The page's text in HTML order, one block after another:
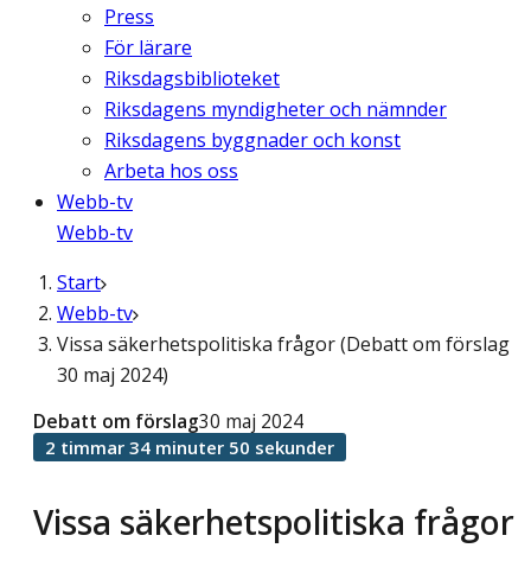
Press
För lärare
Riksdagsbiblioteket
Riksdagens myndigheter och nämnder
Riksdagens byggnader och konst
Arbeta hos oss
Webb-tv
Webb-tv
Start
Webb-tv
Vissa säkerhetspolitiska frågor (Debatt om förslag
30 maj 2024)
Vissa säkerhetspolitiska frågor
Debatt om förslag30 maj 2024
2 timmar 34 minuter 50 sekunder